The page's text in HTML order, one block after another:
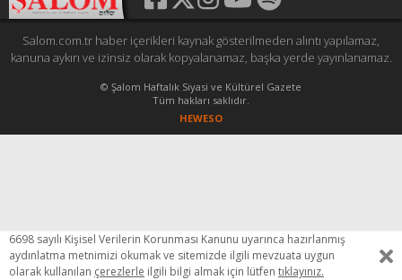
Salom.com.tr haber içerikleri kaynak gösterilmeden alıntı yapılamaz,
kanuna aykırı ve izinsiz olarak kopyalanamaz, başka yerde yayınlanamaz.
© Şalom Haftalık Siyasi ve Kültürel Gazete
Tüm hakları saklıdır.
HEWESO
6698 sayılı Kişisel Verilerin Korunması Kanunu uyarınca hazırlanmış
aydınlatma metnimizi okumak ve sitemizde ilgili mevzuata uygun
olarak kullanılan çerezlerle ilgili bilgi almak için lütfen tıklayınız.